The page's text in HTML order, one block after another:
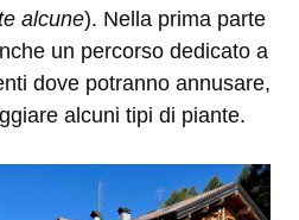
alcune). Nella prima parte
un percorso dedicato a
dove potranno annusare,
alcuni tipi di piante.